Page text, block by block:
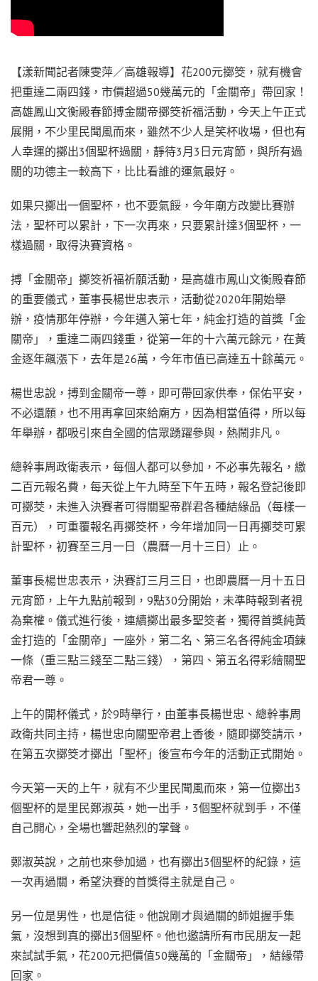
【漾新聞記者陳雯萍／高雄報導】花200元擲筊，就有機會
把重達二兩四錢，市價超過50幾萬元的「金關帝」帶回家！
高雄鳳山文衡殿春節搏金關帝擲筊祈福活動，今天上午正式
展開，不少里民聞風而來，雖然不少人是笑杯收場，但也有
人幸運的擲出3個聖杯過關，靜待3月3日元宵節，與所有過
關的功德主一較高下，比比看誰的運氣最好。
如果只擲出一個聖杯，也不要氣餒，今年廟方改變比賽辦
法，聖杯可以累計，下一次再來，只要累計達3個聖杯，一
樣過關，取得決賽資格。
搏「金關帝」擲筊祈福祈願活動，是高雄市鳳山文衡殿春節
的重要儀式，董事長楊世忠表示，活動從2020年開始舉
辦，疫情那年停辦，今年邁入第七年，純金打造的首獎「金
關帝」，重達二兩四錢重，從第一年的十六萬元餘元，在黃
金逐年飆漲下，去年是26萬，今年市值已高達五十餘萬元。
楊世忠說，搏到金關帝一尊，即可帶回家供奉，保佑平安，
不必還願，也不用再拿回來給廟方，因為相當值得，所以每
年舉辦，都吸引來自全國的信眾踴躍參與，熱鬧非凡。
總幹事周政衛表示，每個人都可以參加，不必事先報名，繳
二百元報名費，每天從上午九時至下午五時，報名登記後即
可擲茭，未進入決賽者可得關聖帝群君各種結緣品（每樣一
百元），可重覆報名再擲筊杯，今年增加同一日再擲茭可累
計聖杯，初賽至三月一日（農曆一月十三日）止。
董事長楊世忠表示，決賽訂三月三日，也即農曆一月十五日
元宵節，上午九點前報到，9點30分開始，未準時報到者視
為棄權。儀式進行後，連續擲出最多聖筊者，獨得首獎純黃
金打造的「金關帝」一座外，第二名、第三名各得純金項鍊
一條（重三點三錢至二點三錢），第四、第五名得彩繪關聖
帝君一尊。
上午的開杯儀式，於9時舉行，由董事長楊世忠、總幹事周
政衛共同主持，楊世忠向關聖帝君上香後，隨即擲筊請示，
在第五次擲筊才擲出「聖杯」後宣布今年的活動正式開始。
今天第一天的上午，就有不少里民聞風而來，第一位擲出3
個聖杯的是里民鄭淑英，她一出手，3個聖杯就到手，不僅
自己開心，全場也響起熱烈的掌聲。
鄭淑英說，之前也來參加過，也有擲出3個聖杯的紀錄，這
一次再過關，希望決賽的首獎得主就是自己。
另一位是男性，也是信徒。他說剛才與過關的師姐握手集
氣，沒想到真的擲出3個聖杯。他也邀請所有市民朋友一起
來試試手氣，花200元把價值50幾萬的「金關帝」，結緣帶
回家。